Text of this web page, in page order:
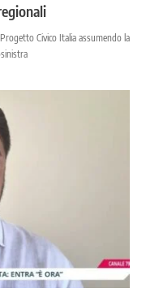
Civico Italia assumendo la